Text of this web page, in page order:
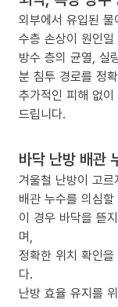
외부에서 유입된
수층 손상이 원인
방수 층의 균열, 실
분 침투 경로를 정
추가적인 피해 없
드립니다.
바닥 난방 배관
겨울철 난방이 고
배관 누수를 의심
이 경우 바닥을 뜯
며,
정확한 위치 확인
다.
난방 효율 유지를